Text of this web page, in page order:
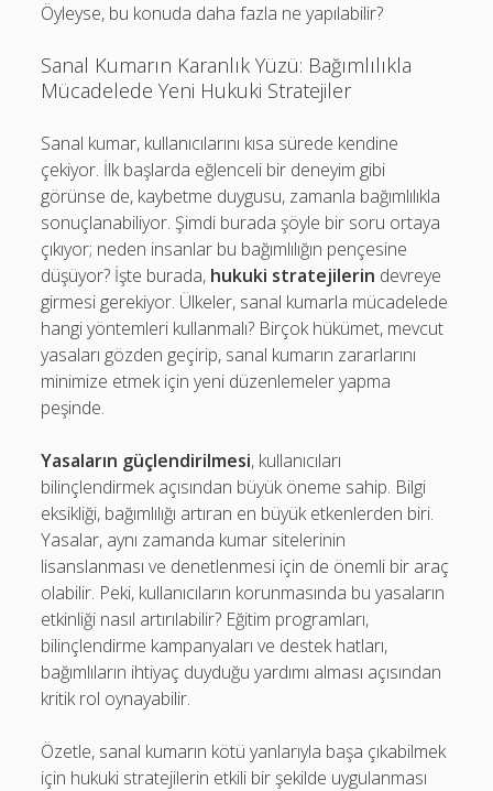
Öyleyse, bu konuda daha fazla ne yapılabilir?
Sanal Kumarın Karanlık Yüzü: Bağımlılıkla
Mücadelede Yeni Hukuki Stratejiler
Sanal kumar, kullanıcılarını kısa sürede kendine
çekiyor. İlk başlarda eğlenceli bir deneyim gibi
görünse de, kaybetme duygusu, zamanla bağımlılıkla
sonuçlanabiliyor. Şimdi burada şöyle bir soru ortaya
çıkıyor; neden insanlar bu bağımlılığın pençesine
düşüyor? İşte burada, hukuki stratejilerin devreye
girmesi gerekiyor. Ülkeler, sanal kumarla mücadelede
hangi yöntemleri kullanmalı? Birçok hükümet, mevcut
yasaları gözden geçirip, sanal kumarın zararlarını
minimize etmek için yeni düzenlemeler yapma
peşinde.
Yasaların güçlendirilmesi, kullanıcıları
bilinçlendirmek açısından büyük öneme sahip. Bilgi
eksikliği, bağımlılığı artıran en büyük etkenlerden biri.
Yasalar, aynı zamanda kumar sitelerinin
lisanslanması ve denetlenmesi için de önemli bir araç
olabilir. Peki, kullanıcıların korunmasında bu yasaların
etkinliği nasıl artırılabilir? Eğitim programları,
bilinçlendirme kampanyaları ve destek hatları,
bağımlıların ihtiyaç duyduğu yardımı alması açısından
kritik rol oynayabilir.
Özetle, sanal kumarın kötü yanlarıyla başa çıkabilmek
için hukuki stratejilerin etkili bir şekilde uygulanması